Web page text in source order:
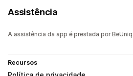
Assistência
A assistência da app é prestada por
Recursos